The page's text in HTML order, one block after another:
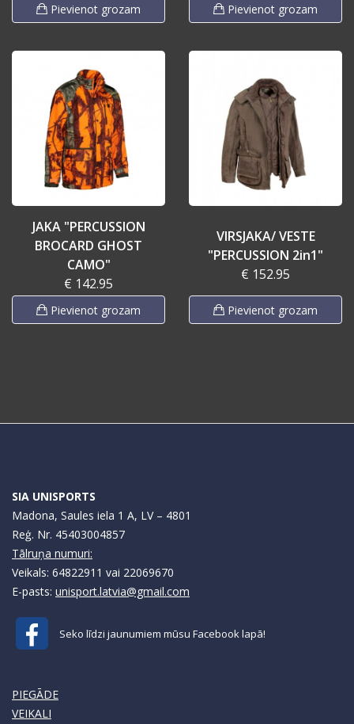
Pievienot grozam Pievienot grozam
JAKA "PERCUSSION
BROCARD GHOST
CAMO"
€ 142.95
Pievienot grozam
VIRSJAKA/ VESTE
"PERCUSSION 2in1"
€ 152.95
Pievienot grozam
SIA UNISPORTS
Madona, Saules iela 1 A, LV – 4801
Reģ. Nr. 45403004857
Tālruņa numuri:
Veikals: 64822911 vai 22069670
E-pasts: unisport.latvia@gmail.com
Seko līdzi jaunumiem mūsu Facebook lapā!
PIEGĀDE
VEIKALI